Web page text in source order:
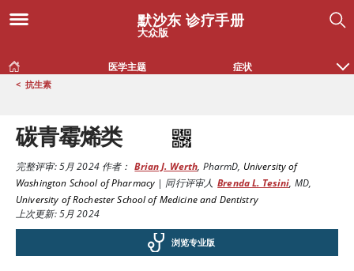
默沙东 诊疗手册
大众版
医学主题 症状
< 抗生素
碳青霉烯类
完整评审:5月 2024作者： Brian J. Werth, PharmD, University of
Washington School of Pharmacy | 同行评审人 Brenda L. Tesini, MD,
University of Rochester School of Medicine and Dentistry
上次更新: 5月 2024
浏览专业版